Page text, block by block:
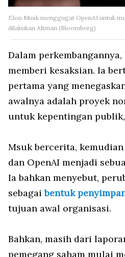
Elon Musk menggugat OpenAI untuk
dilakukan Altman (Bloomberg)
Dalam
memberi kesaksian. Ia
pertama yang
awalnya adalah proyek
untuk kepentingan
Msuk bercerita,
dan OpenAI menjadi
Ia bahkan menyebut,
sebagaibentuk
tujuan awal organisasi.
Bahkan, masih dari
pemegang saham mulai